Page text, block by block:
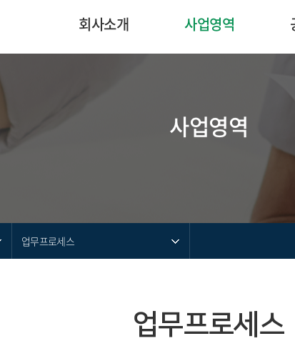
회사소개 사업영역
사업영역
업무프로세스
업무프로세스